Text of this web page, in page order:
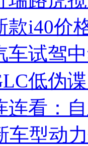
款i40价
车试驾
低伪
连看：
车型动